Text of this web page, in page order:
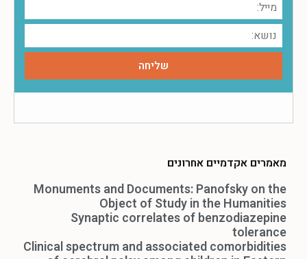
מאמרים אקדמיים אחרונים
Monuments and Documents: Panofsky on the
Object of Study in the Humanities
Synaptic correlates of benzodiazepine
tolerance
Clinical spectrum and associated comorbidities